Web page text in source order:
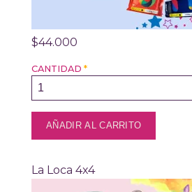
$44.000
CANTIDAD *
La Loca 4x4